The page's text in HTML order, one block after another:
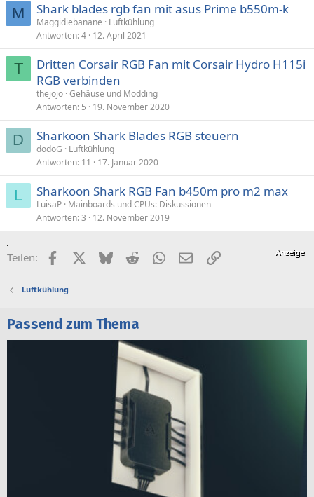
M Shark blades rgb fan mit asus Prime b550m-k
Maggidiebanane
Luftkühlung
Antworten 4 12. April 2021
T
Dritten Corsair RGB Fan mit Corsair Hydro H115i
RGB verbinden
thejojo Gehäuse und Modding
Antworten 5 19. November 2020
D Sharkoon Shark Blades RGB steuern
dodoG
Luftkühlung
Antworten 11 17. Januar 2020
L Sharkoon Shark RGB Fan b450m pro m2 max
LuisaP Mainboards und CPUs: Diskussionen
Antworten 3 12. November 2019
Teilen: FacebookX (Twitter)
BlueskyRedditWhatsApp
E-MailLink
Luftkühlung
Passend zum Thema